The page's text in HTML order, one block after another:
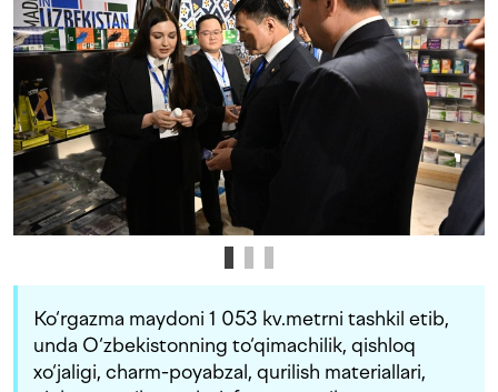
Ko‘rgazma maydoni 1 053 kv.metrni tashkil etib,
unda O‘zbekistonning to‘qimachilik, qishloq
xo‘jaligi, charm-poyabzal, qurilish materiallari,